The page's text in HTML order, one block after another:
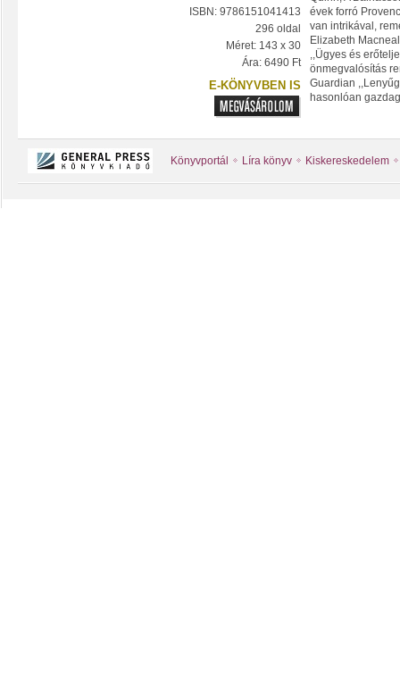
ISBN: 9786151041413
296 oldal
Méret: 143 x 30
Ára: 6490 Ft
E-KÖNYVBEN IS
évek forró
van intrikával,
Elizabeth
,,Ügyes és
önmegvalósítás
Guardian
hasonlóan
Könyvportál Líra könyv Kiskereskedelem